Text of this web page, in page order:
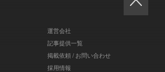
運営会社
記事提供一覧
掲載依頼 / お問い合わせ
採用情報